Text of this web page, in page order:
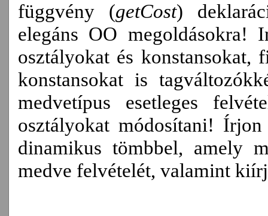
függvény (getCost)
elegáns OO megoldásokra!
osztályokat és konstansokat,
konstansokat is
medvetípus esetleges
osztályokat módosítani!
dinamikus tömbbel, amely
medve felvételét, valamint